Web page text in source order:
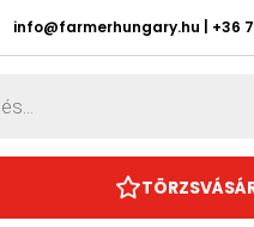
info@farmerhungary.hu +36